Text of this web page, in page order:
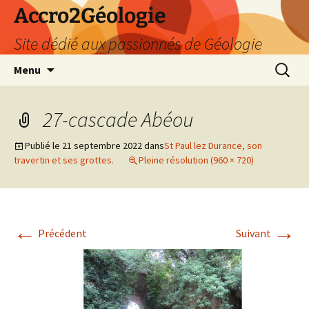
Accro2Géologie
Site dédié aux passionnés de Géologie
Menu
27-cascade Abéou
Publié le 21 septembre 2022dansSt Paul lez Durance, son
travertin et ses grottes.
Pleine résolution (960 × 720)
← Précédent Suivant →